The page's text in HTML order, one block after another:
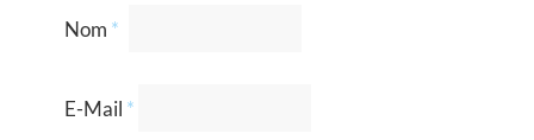
Nom *
E-Mail *